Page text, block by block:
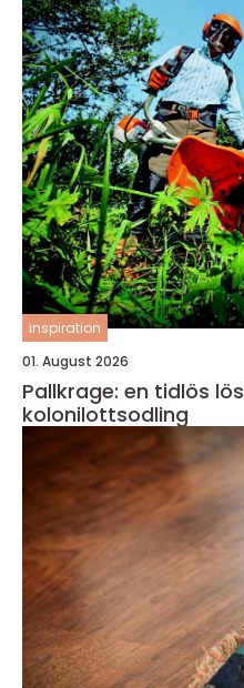
inspiration
01. August 2026
Pallkrage: en tidlös
kolonilottsodling